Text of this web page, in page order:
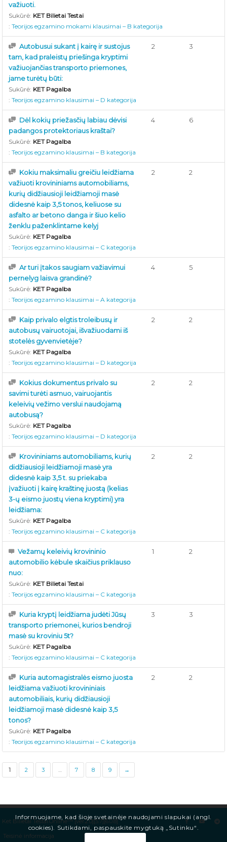
važiuoti.
Sukūrė: KET Bilietai Testai
:Teorijos egzamino mokami klausimai – B kategorija
Autobusui sukant į kairę ir sustojus
tam, kad praleistų priešinga kryptimi
važiuojančias transporto priemones,
jame turėtų būti:
Sukūrė: KET Pagalba
:Teorijos egzamino klausimai – D kategorija
2 3
Dėl kokių priežasčių labiau dėvisi
padangos protektoriaus kraštai?
Sukūrė: KET Pagalba
:Teorijos egzamino klausimai – B kategorija
4 6
Kokiu maksimaliu greičiu leidžiama
važiuoti krovininiams automobiliams,
kurių didžiausioji leidžiamoji masė
didesnė kaip 3,5 tonos, keliuose su
asfalto ar betono danga ir šiuo kelio
ženklu paženklintame kelyj
Sukūrė: KET Pagalba
:Teorijos egzamino klausimai – C kategorija
2 2
Ar turi įtakos saugiam važiavimui
pernelyg laisva grandinė?
Sukūrė: KET Pagalba
:Teorijos egzamino klausimai – A kategorija
4 5
Kaip privalo elgtis troleibusų ir
autobusų vairuotojai, išvažiuodami iš
stotelės gyvenvietėje?
Sukūrė: KET Pagalba
:Teorijos egzamino klausimai – D kategorija
2 2
Kokius dokumentus privalo su
savimi turėti asmuo, vairuojantis
keleivių vežimo verslui naudojamą
autobusą?
Sukūrė: KET Pagalba
:Teorijos egzamino klausimai – D kategorija
2 2
Krovininiams automobiliams, kurių
didžiausioji leidžiamoji masė yra
didesnė kaip 3,5 t. su priekaba
įvažiuoti į kairę kraštinę juostą (kelias
3-ų eismo juostų viena kryptimi) yra
leidžiama:
Sukūrė: KET Pagalba
:Teorijos egzamino klausimai – C kategorija
2 2
Vežamų keleivių krovininio
automobilio kėbule skaičius priklauso
nuo:
Sukūrė: KET Bilietai Testai
:Teorijos egzamino klausimai – C kategorija
1 2
Kuria kryptį leidžiama judėti Jūsų
transporto priemonei, kurios bendroji
masė su kroviniu 5t?
Sukūrė: KET Pagalba
:Teorijos egzamino klausimai – C kategorija
3 3
Kuria automagistralės eismo juosta
leidžiama važiuoti krovininiais
automobiliais, kurių didžiausioji
leidžiamoji masė didesnė kaip 3,5
tonos?
Sukūrė: KET Pagalba
:Teorijos egzamino klausimai – C kategorija
2 2
1 2 3 … 7 8 9 →
Ket Bilietai Testai.Online™ [ver.2.0][5.7][6.0.8]
Teisinė informacija
Informuojame, kad šioje svetainėje naudojami slapukai (angl.
cookies). Sutikdami, paspauskite mygtuką „Sutinku“.